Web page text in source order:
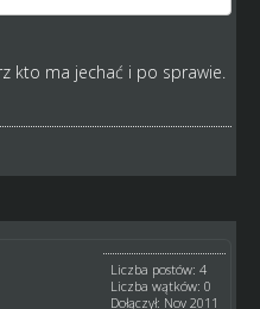
kto ma jechać i po sprawie.
Liczba postów: 4
Liczba wątków: 0
Dołączył: Nov 2011